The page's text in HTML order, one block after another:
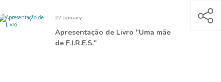
22 January
Apresentação de Livro "Uma mãe
de F.I.R.E.S."